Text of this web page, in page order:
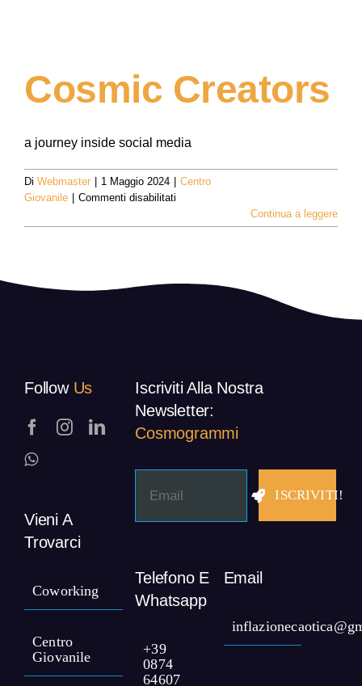
Cosmic Creators
a journey inside social media
Di Webmaster 1 Maggio 2024
Centro
Giovanile
Commenti disabilitati
Creators
Continua a leggere
Follow Us
Vieni A
Trovarci
Coworking
Centro
Giovanile
Iscriviti Alla Nostra
Newsletter:
Cosmogrammi
ISCRIVITI!
Telefono E
Whatsapp
+39
0874
64607
Email